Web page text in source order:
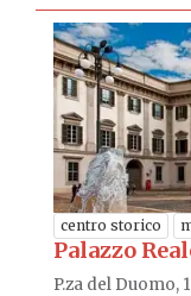
centro storico
Palazzo
P.za del Duomo,